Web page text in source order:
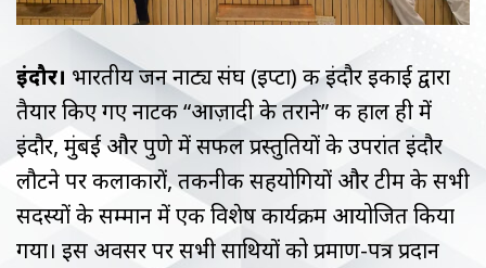
इंदौर। भारतीय जन नाट्य संघ (इप्टा) की इंदौर इकाई द्वारा
तैयार किए गए नाटक “आज़ादी के तराने” की हाल ही में
इंदौर, मुंबई और पुणे में सफल प्रस्तुतियों के उपरांत इंदौर
लौटने पर कलाकारों, तकनीकी सहयोगियों और टीम के सभी
सदस्यों के सम्मान में एक विशेष कार्यक्रम आयोजित किया
गया। इस अवसर पर सभी साथियों को प्रमाण-पत्र प्रदान